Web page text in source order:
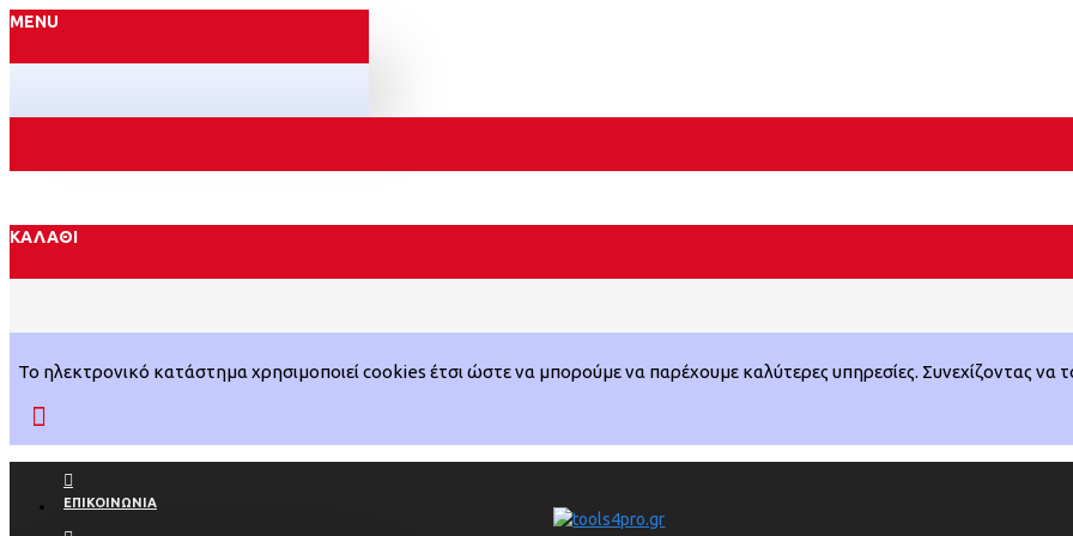
MENU
ΚΑΛΆΘΙ
Το ηλεκτρονικό κατάστημα χρησιμοποιεί cookies έτσι ώστε να μπορούμε να παρέχουμε καλύτερες υπηρεσίες. Συνεχίζοντας να
ΕΠΙΚΟΙΝΩΝΊΑ